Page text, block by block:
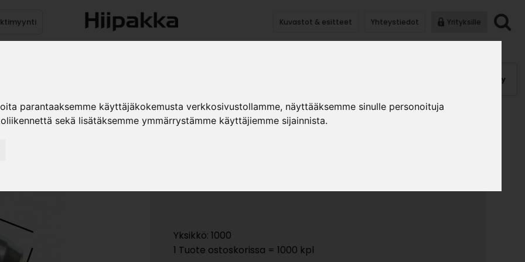
parantaaksemme käyttäjäkokemusta verkkosivustollamme, näyttääksemme sinulle personoituja
sekä lisätäksemme ymmärrystämme käyttäjiemme sijainnista.
Kuvastot & esitteet Yhteystiedot Yrityksille
Pintakäsittely
Yksikkö: 1000
1 Tuote ostoskorissa = 1000 kpl